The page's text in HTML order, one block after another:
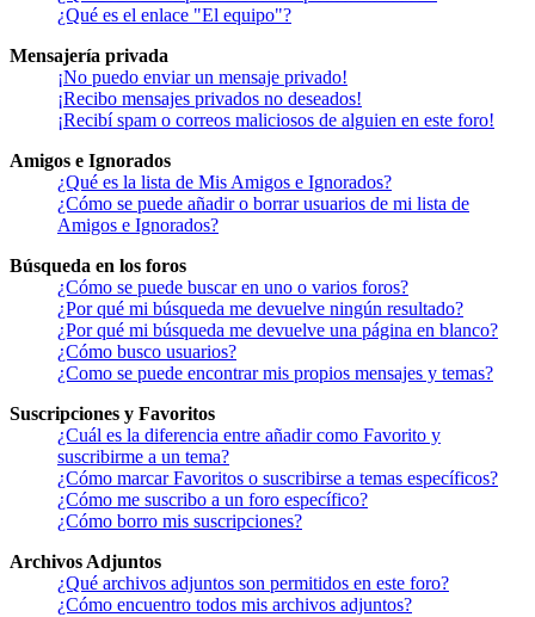
¿Qué es el enlace "El equipo"?
Mensajería privada
¡No puedo enviar un mensaje privado!
¡Recibo mensajes privados no deseados!
¡Recibí spam o correos maliciosos de alguien en este foro!
Amigos e Ignorados
¿Qué es la lista de Mis Amigos e Ignorados?
¿Cómo se puede añadir o borrar usuarios de mi lista de
Amigos e Ignorados?
Búsqueda en los foros
¿Cómo se puede buscar en uno o varios foros?
¿Por qué mi búsqueda me devuelve ningún resultado?
¿Por qué mi búsqueda me devuelve una página en blanco?
¿Cómo busco usuarios?
¿Como se puede encontrar mis propios mensajes y temas?
Suscripciones y Favoritos
¿Cuál es la diferencia entre añadir como Favorito y
suscribirme a un tema?
¿Cómo marcar Favoritos o suscribirse a temas específicos?
¿Cómo me suscribo a un foro específico?
¿Cómo borro mis suscripciones?
Archivos Adjuntos
¿Qué archivos adjuntos son permitidos en este foro?
¿Cómo encuentro todos mis archivos adjuntos?